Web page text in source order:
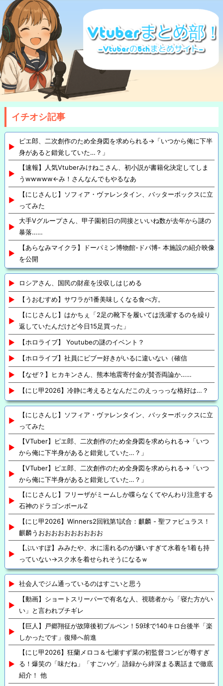
イチオシ記事
ピエ郎、二次創作のため全身図を求められる→「いつから俺に下半
身があると錯覚していた…？」
【速報】人気Vtuberみけねこさん、初小説が書籍化決定してしま
うwwwww←み！さんなんでもやるなあ
【にじさんじ】ソフィア・ヴァレンタイン、バッターボックスに立
ってみた
大手Vグループさん、甲子園初日の同接といいね数が去年から謎の
暴落……
【あらなみマイクラ】ドーパミン博物館-ドパ博- 本施設の紹介映像
を公開
ロシアさん、国民の財産を没収しはじめる
【うおむすめ】サワラが1番美味しくなる食べ方。
【にじさんじ】はかちぇ「2足の靴下を履いては洗濯するのを繰り
返していたんだけど今日15足買った」
【ホロライブ】 Youtubeの謎のイベント？
【ホロライブ】社員にビブー好きがいるに違いない（確信
【なぜ？】ヒカキンさん、熊本地震寄付金が賛否両論か……
【にじ甲2026】冷静に考えるとなんだこのえっっっな格好は…？
【にじさんじ】ソフィア・ヴァレンタイン、バッターボックスに立
ってみた
【VTuber】ピエ郎、二次創作のため全身図を求められる→「いつ
から俺に下半身があると錯覚していた…？」
【VTuber】ピエ郎、二次創作のため全身図を求められる→「いつ
から俺に下半身があると錯覚していた…？」
【にじさんじ】フリーザがミームしか喋らなくてやんわり注意する
石神のドラゴンボールZ
【にじ甲2026】Winners2回戦第1試合：麒麟 - 聖ファビュラス！
麒麟うおおおおおおおおおお
【ぶいすぽ】みみたや、水に濡れるのが嫌いすぎて水着を1着も持
っていない→スク水を着せられそうになるｗ
社会人でジム通っているのはすごいと思う
【動画】ショートスリーパーで有名な人、視聴者から「寝た方がい
い」と言われブチギレ
【巨人】戸郷翔征が故障後初ブルペン！59球で140キロ台後半「楽
しかったです」復帰へ前進
【にじ甲2026】狂蘭メロコ＆七瀬すず菜の初監督コンビが尊すぎ
る！爆笑の「味だね」「すごハゲ」語録から絆深まる裏話まで徹底
紹介！ 他